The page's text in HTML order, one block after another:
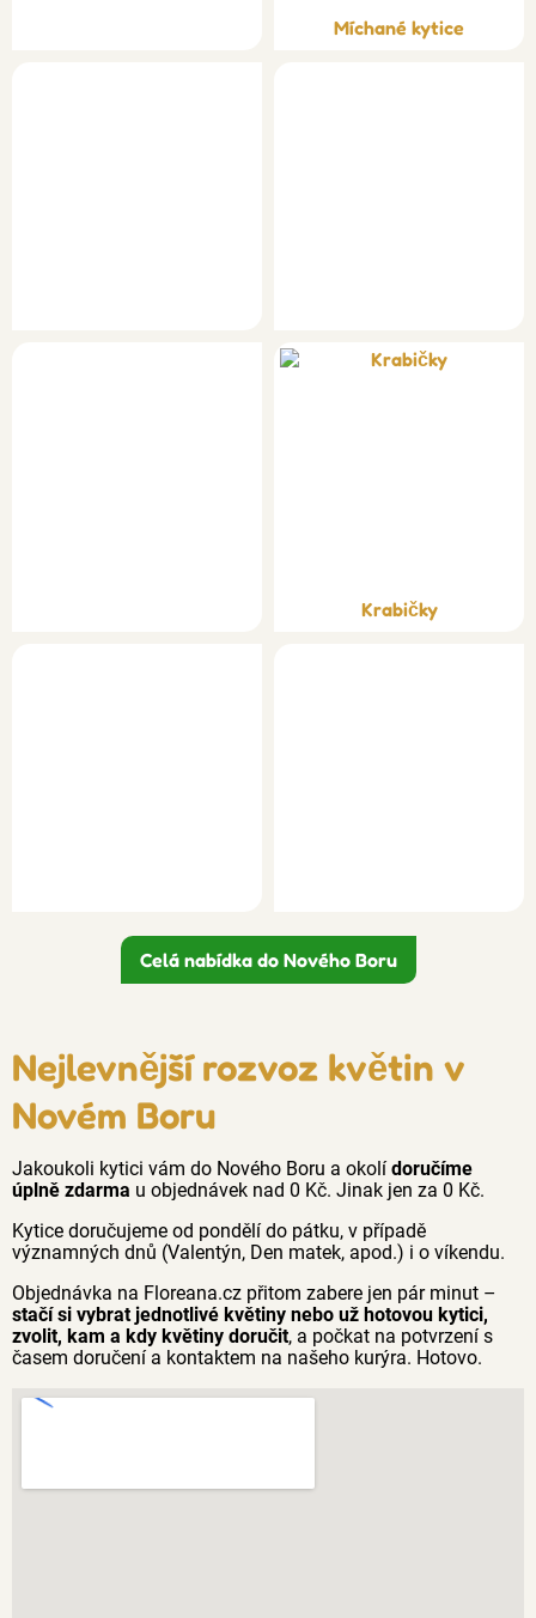
Míchané kytice
Krabičky
Celá nabídka do Nového Boru
Nejlevnější rozvoz květin v
Novém Boru
Jakoukoli kytici vám do Nového Boru a okolí doručíme
úplně zdarma u objednávek nad 0 Kč. Jinak jen za 0 Kč.
Kytice doručujeme od pondělí do pátku, v případě
významných dnů (Valentýn, Den matek, apod.) i o víkendu.
Objednávka na Floreana.cz přitom zabere jen pár minut –
stačí si vybrat jednotlivé květiny nebo už hotovou kytici,
zvolit, kam a kdy květiny doručit, a počkat na potvrzení s
časem doručení a kontaktem na našeho kurýra. Hotovo.